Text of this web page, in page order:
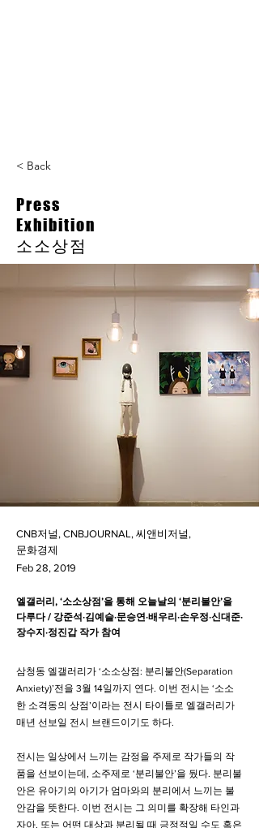
< Back
Press
Exhibition
소소상점
CNB저널, CNBJOURNAL, 씨앤비저널,
문화경제
Feb 28, 2019
엘갤러리, ‘소소상점’을 통해 오늘날의 ‘분리불안’을
다루다 / 강준석·김예슬·문승연·배우리·손우정·신대준·
장수지·정진갑 작가 참여
삼청동 엘갤러리가 ‘소소상점: 분리불안(Separation
Anxiety)’전을 3월 14일까지 연다. 이번 전시는 ‘소소
한 소격동의 상점’이라는 전시 타이틀로 엘갤러리가
매년 선보일 전시 브랜드이기도 하다.
전시는 일상에서 느끼는 감정을 주제로 작가들의 작
품을 선보이는데, 소주제로 ‘분리불안’을 뒀다. 분리불
안은 유아기의 아기가 엄마와의 분리에서 느끼는 불
안감을 뜻한다. 이번 전시는 그 의미를 확장해 타인과
자아. 또는 어떤 대상과 분리될 때 긍정적일 수도 혹은